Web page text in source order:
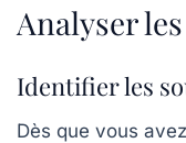
Analyser
Identifier les
Dès que vous